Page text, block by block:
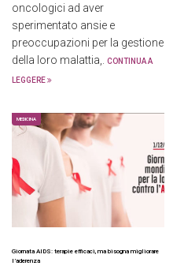
oncologici ad aver
sperimentato ansie e
preoccupazioni per la gestione
della loro malattia,.
CONTINUA A
LEGGERE
MEDICINA
Giornata AIDS: terapie efficaci, ma bisogna migliorare
l’aderenza